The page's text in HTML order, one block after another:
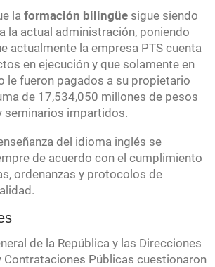
la formación bilingüe sigue siendo
la actual administración, poniendo
actualmente la empresa PTS cuenta
en ejecución y que solamente en
le fueron pagados a su propietario
de 17,534,050 millones de pesos
seminarios impartidos.
del idioma inglés se
de acuerdo con el cumplimiento
ordenanzas y protocolos de
de la República y las Direcciones
Contrataciones Públicas cuestionaron